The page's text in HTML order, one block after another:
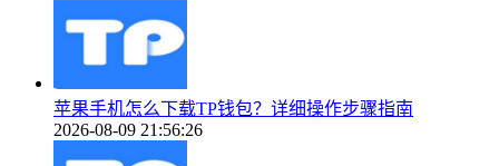
苹果手机怎么下载TP钱包？详细操作步骤指南
2026-08-09 21:56:26